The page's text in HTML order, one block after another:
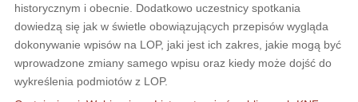
historycznym i obecnie. Dodatkowo uczestnicy spotkania
dowiedzą się jak w świetle obowiązujących przepisów wygląda
dokonywanie wpisów na LOP, jaki jest ich zakres, jakie mogą być
wprowadzone zmiany samego wpisu oraz kiedy może dojść do
wykreślenia podmiotów z LOP.